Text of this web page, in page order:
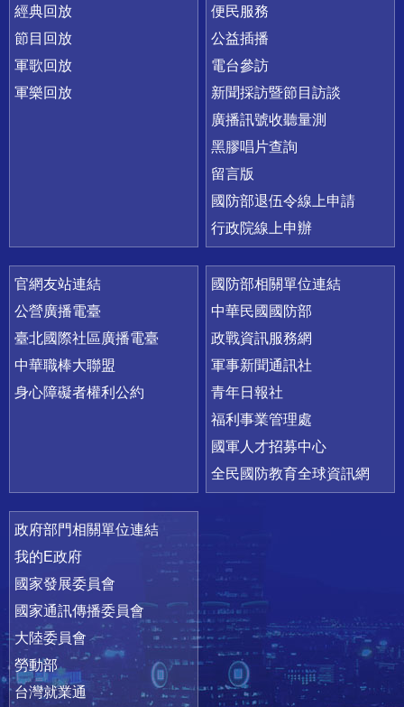
經典回放
節目回放
軍歌回放
軍樂回放
便民服務
公益插播
電台參訪
新聞採訪暨節目訪談
廣播訊號收聽量測
黑膠唱片查詢
留言版
國防部退伍令線上申請
行政院線上申辦
官網友站連結
公營廣播電臺
臺北國際社區廣播電臺
中華職棒大聯盟
身心障礙者權利公約
國防部相關單位連結
中華民國國防部
政戰資訊服務網
軍事新聞通訊社
青年日報社
福利事業管理處
國軍人才招募中心
全民國防教育全球資訊網
政府部門相關單位連結
我的E政府
國家發展委員會
國家通訊傳播委員會
大陸委員會
勞動部
台灣就業通